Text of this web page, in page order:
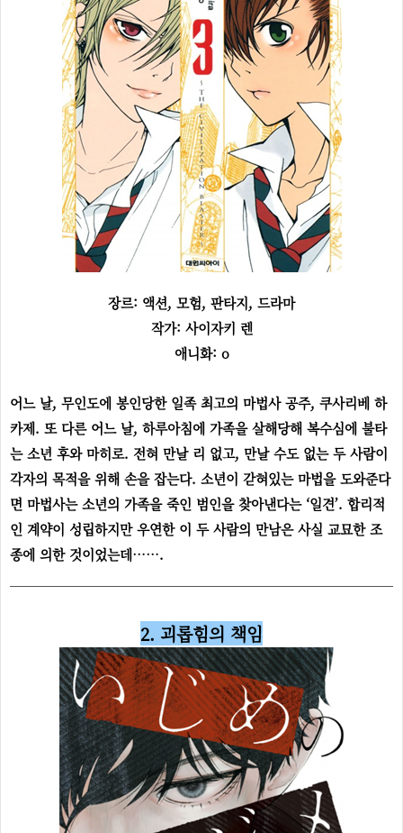
장르: 액션, 모험, 판타지, 드라마
작가: 사이자키 렌
애니화: o
어느 날, 무인도에 봉인당한 일족 최고의 마법사 공주, 쿠사리베 하
카제. 또 다른 어느 날, 하루아침에 가족을 살해당해 복수심에 불타
는 소년 후와 마히로. 전혀 만날 리 없고, 만날 수도 없는 두 사람이
각자의 목적을 위해 손을 잡는다. 소년이 갇혀있는 마법을 도와준다
면 마법사는 소년의 가족을 죽인 범인을 찾아낸다는 ‘일견’. 합리적
인 계약이 성립하지만 우연한 이 두 사람의 만남은 사실 교묘한 조
종에 의한 것이었는데…….
2. 괴롭힘의 책임